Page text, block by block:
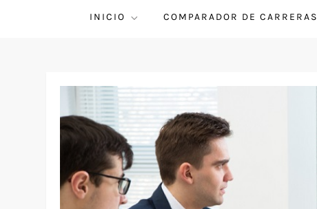
INICIO COMPARADOR DE CARRERAS